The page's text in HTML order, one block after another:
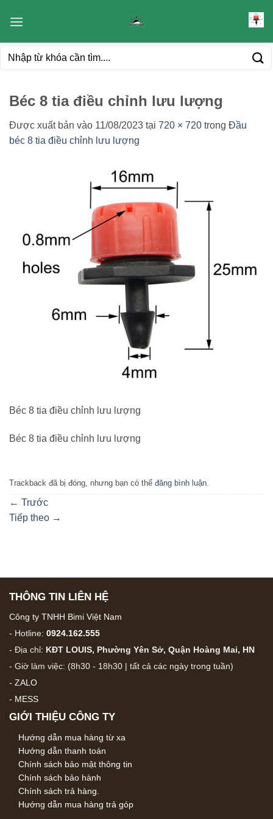
qua
dung
Tìm
Béc 8 tia điều chỉnh lưu lượng
Được xuất bản vào 11/08/2023 tại 720 × 720 trong Đầu
béc 8 tia điều chỉnh lưu lượng
Béc 8 tia điều chỉnh lưu lượng
Béc 8 tia điều chỉnh lưu lượng
Trackback đã bị đóng, nhưng bạn có thể đăng bình luận.
← Trước
Tiếp theo →
THÔNG TIN LIÊN HỆ
Công ty TNHH Bimi Việt Nam
- Hotline: 0924.162.555
- Địa chỉ: KĐT LOUIS, Phường Yên Sở, Quận Hoàng Mai, HN
- Giờ làm việc: (8h30 - 18h30 | tất cả các ngày trong tuần)
- ZALO
- MESS
GIỚI THIỆU CÔNG TY
Hướng dẫn mua hàng từ xa
Hướng dẫn thanh toán
Chính sách bảo mật thông tin
Chính sách bảo hành
Chính sách trả hàng.
Hướng dẫn mua hàng trả góp